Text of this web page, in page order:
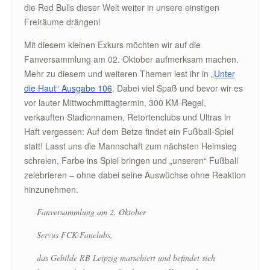
die Red Bulls dieser Welt weiter in unsere einstigen
Freiräume drängen!
Mit diesem kleinen Exkurs möchten wir auf die
Fanversammlung am 02. Oktober aufmerksam machen.
Mehr zu diesem und weiteren Themen lest ihr in „Unter
die Haut“ Ausgabe 106. Dabei viel Spaß und bevor wir es
vor lauter Mittwochmittagtermin, 300 KM-Regel,
verkauften Stadionnamen, Retortenclubs und Ultras in
Haft vergessen: Auf dem Betze findet ein Fußball-Spiel
statt! Lasst uns die Mannschaft zum nächsten Heimsieg
schreien, Farbe ins Spiel bringen und „unseren“ Fußball
zelebrieren – ohne dabei seine Auswüchse ohne Reaktion
hinzunehmen.
Fanversammlung am 2. Oktober
Servus FCK-Fanclubs,
das Gebilde RB Leipzig marschiert und befindet sich